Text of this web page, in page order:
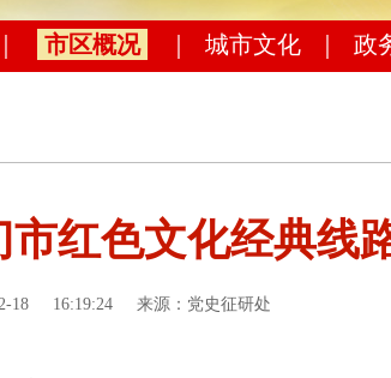
市区概况 城市文化 政
市红色文化经典线
18 16:19:24 来源：党史征研处